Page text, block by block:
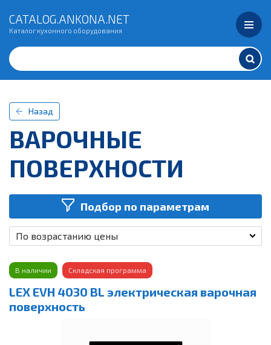
CATALOG.ANKONA.NET
Каталог кухонного оборудования
Назад
ВАРОЧНЫЕ
ПОВЕРХНОСТИ
Подбор по параметрам
По возрастанию цены
В наличии Складская программа
LEX EVH 4030 BL электрическая варочная
поверхность